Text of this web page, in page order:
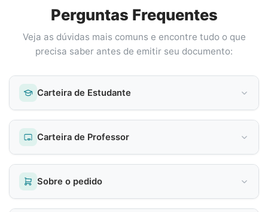
Perguntas Frequentes
Veja as dúvidas mais comuns e encontre tudo o que
precisa saber antes de emitir seu documento:
Carteira de Estudante
Carteira de Professor
Sobre o pedido